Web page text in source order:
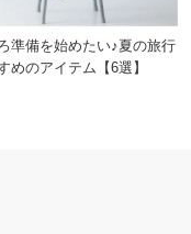
準備を始めたい♪夏の旅行
めのアイテム【6選】